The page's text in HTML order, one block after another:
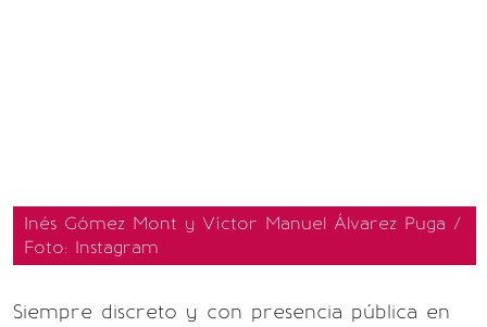
Inés Gómez Mont y Víctor Manuel Álvarez Puga /
Foto: Instagram
Siempre discreto y con presencia pública en